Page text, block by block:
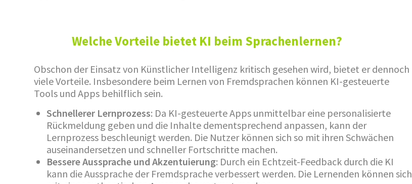
Welche Vorteile bietet KI beim Sprachenlernen?
Obschon der Einsatz von Künstlicher Intelligenz kritisch gesehen wird, bietet er dennoch
viele Vorteile. Insbesondere beim Lernen von Fremdsprachen können KI-gesteuerte
Tools und Apps behilflich sein.
Schnellerer Lernprozess: Da KI-gesteuerte Apps unmittelbar eine personalisierte
Rückmeldung geben und die Inhalte dementsprechend anpassen, kann der
Lernprozess beschleunigt werden. Die Nutzer können sich so mit ihren Schwächen
auseinandersetzen und schneller Fortschritte machen.
Bessere Aussprache und Akzentuierung: Durch ein Echtzeit-Feedback durch die KI
kann die Aussprache der Fremdsprache verbessert werden. Die Lernenden können sich